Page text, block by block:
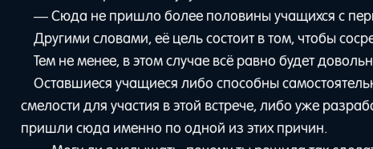
— Сюда не пришло более половины учащихся с
Другими словами, её цель состоит в том, чтобы
Тем не менее, в этом случае всё равно будет
Оставшиеся учащиеся либо способны
смелости для участия в этой встрече, либо уже
пришли сюда именно по одной из этих причин.